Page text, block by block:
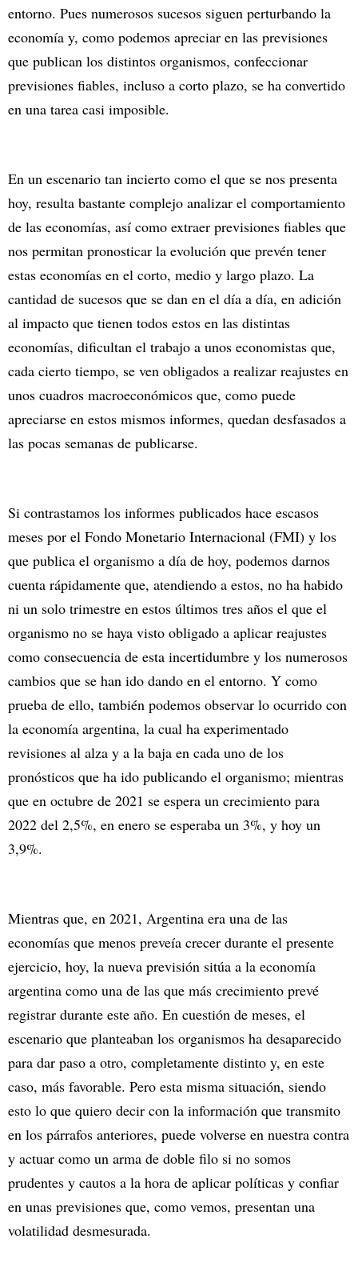
entorno. Pues numerosos sucesos siguen perturbando la
economía y, como podemos apreciar en las previsiones
que publican los distintos organismos, confeccionar
previsiones fiables, incluso a corto plazo, se ha convertido
en una tarea casi imposible.
En un escenario tan incierto como el que se nos presenta
hoy, resulta bastante complejo analizar el comportamiento
de las economías, así como extraer previsiones fiables que
nos permitan pronosticar la evolución que prevén tener
estas economías en el corto, medio y largo plazo. La
cantidad de sucesos que se dan en el día a día, en adición
al impacto que tienen todos estos en las distintas
economías, dificultan el trabajo a unos economistas que,
cada cierto tiempo, se ven obligados a realizar reajustes en
unos cuadros macroeconómicos que, como puede
apreciarse en estos mismos informes, quedan desfasados a
las pocas semanas de publicarse.
Si contrastamos los informes publicados hace escasos
meses por el Fondo Monetario Internacional (FMI) y los
que publica el organismo a día de hoy, podemos darnos
cuenta rápidamente que, atendiendo a estos, no ha habido
ni un solo trimestre en estos últimos tres años el que el
organismo no se haya visto obligado a aplicar reajustes
como consecuencia de esta incertidumbre y los numerosos
cambios que se han ido dando en el entorno. Y como
prueba de ello, también podemos observar lo ocurrido con
la economía argentina, la cual ha experimentado
revisiones al alza y a la baja en cada uno de los
pronósticos que ha ido publicando el organismo; mientras
que en octubre de 2021 se espera un crecimiento para
2022 del 2,5%, en enero se esperaba un 3%, y hoy un
3,9%.
Mientras que, en 2021, Argentina era una de las
economías que menos preveía crecer durante el presente
ejercicio, hoy, la nueva previsión sitúa a la economía
argentina como una de las que más crecimiento prevé
registrar durante este año. En cuestión de meses, el
escenario que planteaban los organismos ha desaparecido
para dar paso a otro, completamente distinto y, en este
caso, más favorable. Pero esta misma situación, siendo
esto lo que quiero decir con la información que transmito
en los párrafos anteriores, puede volverse en nuestra contra
y actuar como un arma de doble filo si no somos
prudentes y cautos a la hora de aplicar políticas y confiar
en unas previsiones que, como vemos, presentan una
volatilidad desmesurada.